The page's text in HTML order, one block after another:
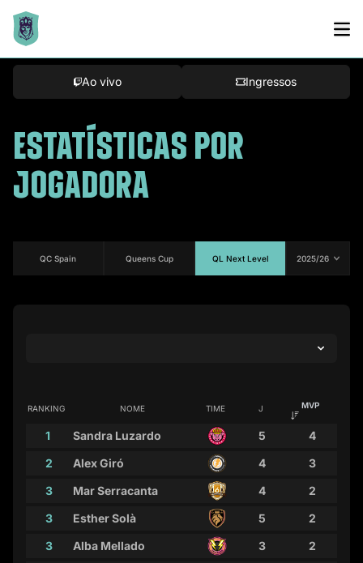
Ao vivo Ingressos
ESTATÍSTICAS POR
JOGADORA
QC Spain Queens Cup QL Next Level
RANKING NOME TIME J MVP
1 Sandra Luzardo 5
4
2
Alex Giró 4
3
3
Mar Serracanta 4
2
3
Esther Solà 5
2
3
Alba Mellado 3
2